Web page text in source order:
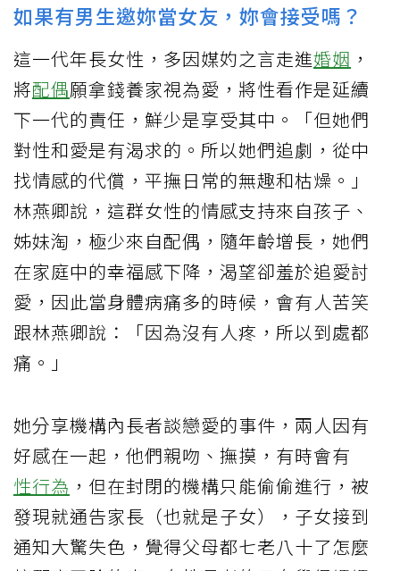
如果有男生邀妳當女友，妳會接受嗎？
這一代年長女性，多因媒妁之言走進婚姻 ，
將配偶願拿錢養家視為愛，將性看作是延續
下一代的責任，鮮少是享受其中。「但她們
對性和愛是有渴求的。所以她們追劇，從中
找情感的代償，平撫日常的無趣和枯燥。」
林燕卿說，這群女性的情感支持來自孩子、
姊妹淘，極少來自配偶，隨年齡增長，她們
在家庭中的幸福感下降，渴望卻羞於追愛討
愛，因此當身體病痛多的時候，會有人苦笑
跟林燕卿說：「因為沒有人疼，所以到處都
痛。」
她分享機構內長者談戀愛的事件，兩人因有
好感在一起，他們親吻、撫摸，有時會有
性行為 ，但在封閉的機構只能偷偷進行，被
發現就通告家長（也就是子女），子女接到
通知大驚失色，覺得父母都七老八十了怎麼